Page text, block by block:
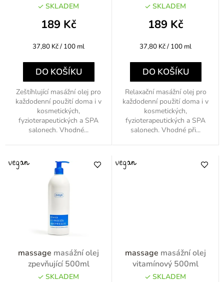
SKLADEM
189 Kč
Měrná
37,80 Kč / 100 ml
DO KOŠÍKU
Zeštíhlující masážní olej pro
každodenní použití doma i v
kosmetických,
fyzioterapeutických a SPA
salonech. Vhodné...
SKLADEM
189 Kč
Měrná
37,80 Kč / 100 ml
DO KOŠÍKU
Relaxační masážní olej pro
každodenní použití doma i v
kosmetických,
fyzioterapeutických a SPA
salonech. Vhodné při...
massage masážní olej
zpevňující 500ml
SKLADEM
massage masážní olej
vitamínový 500ml
SKLADEM